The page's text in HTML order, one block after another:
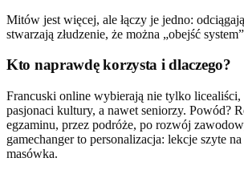
Mitów jest więcej, ale łączy je jedno:
stwarzają złudzenie, że można „obejść
Kto naprawdę korzysta i dlaczego?
Francuski online wybierają nie tylko licealiści,
pasjonaci kultury, a nawet seniorzy. Powód?
egzaminu, przez podróże, po rozwój
gamechanger to personalizacja: lekcje szyte
masówka.